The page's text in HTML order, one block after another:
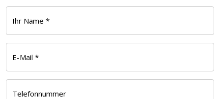
Ihr Name *
E-Mail *
Telefonnummer